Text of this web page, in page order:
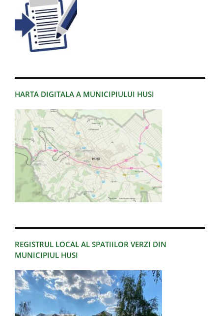
HARTA DIGITALA A MUNICIPIULUI HUSI
REGISTRUL LOCAL AL SPATIILOR VERZI DIN
MUNICIPIUL HUSI